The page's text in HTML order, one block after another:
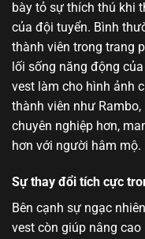
bày tỏ sự thích thú khi
của đội tuyển. Bình
thành viên trong trang
lối sống năng động
vest làm cho hình ảnh
thành viên như
chuyên nghiệp hơn,
hơn với người hâm mộ.
Sự thay đổi tích cực
Bên cạnh sự ngạc
vest còn giúp nâng